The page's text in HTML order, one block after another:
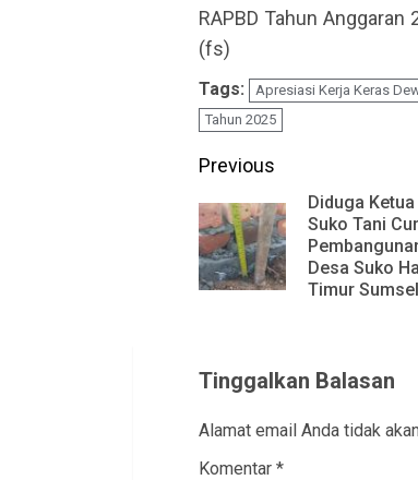
RAPBD Tahun
(fs)
Tags: Apresiasi Kerja Keras
Tahun 2025
Continue
Reading
Previous
Diduga Ketua
Suko Tani
Desa Suko
Timur Sumsel
Tinggalkan Balasan
Alamat email Anda tidak
Komentar *